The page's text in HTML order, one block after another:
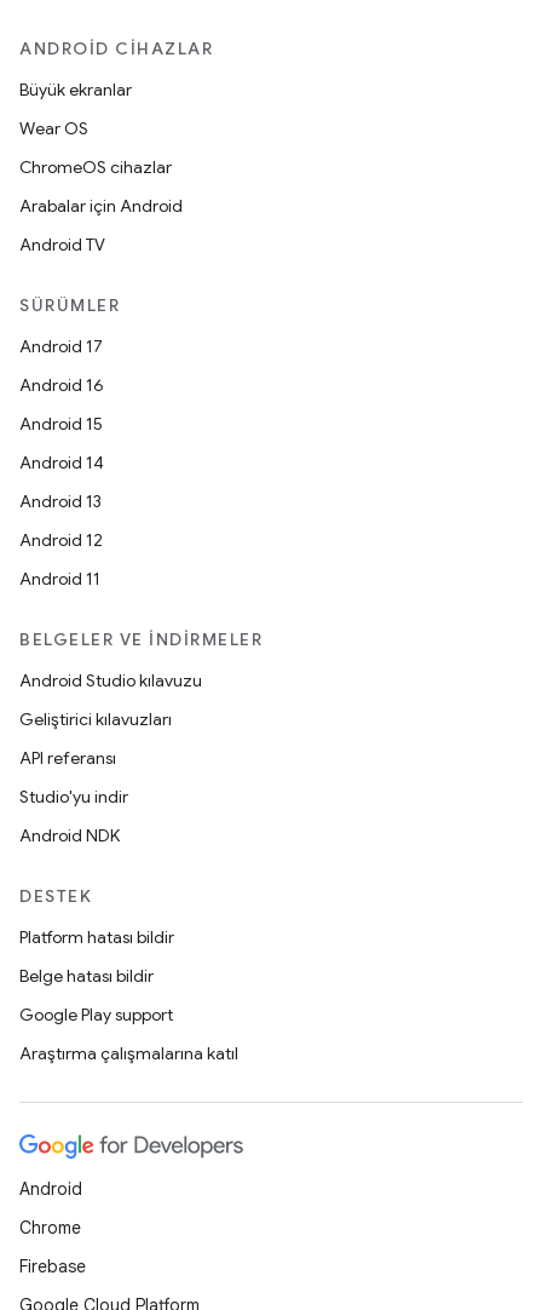
ANDROID CIHAZLAR
Büyük ekranlar
Wear OS
ChromeOS cihazlar
Arabalar için Android
Android TV
SÜRÜMLER
Android 17
Android 16
Android 15
Android 14
Android 13
Android 12
Android 11
BELGELER VE İNDIRMELER
Android Studio kılavuzu
Geliştirici kılavuzları
API referansı
Studio'yu indir
Android NDK
DESTEK
Platform hatası bildir
Belge hatası bildir
Google Play support
Araştırma çalışmalarına katıl
Android
Chrome
Firebase
Google Cloud Platform